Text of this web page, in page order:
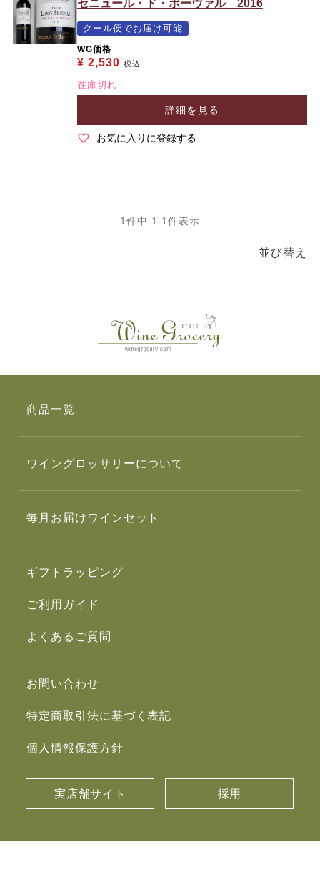
セニュール・ド・ボーヴァル 2016
クール便でお届け可能
WG価格
¥ 2,530 税込
在庫切れ
詳細を見る
お気に入りに登録する
並び替え
1 件中 1 -1件表示
商品一覧
ワイングロッサリーについて
毎月お届けワインセット
ギフトラッピング
ご利用ガイド
よくあるご質問
お問い合わせ
特定商取引法に基づく表記
個人情報保護方針
実店舗サイト 採用